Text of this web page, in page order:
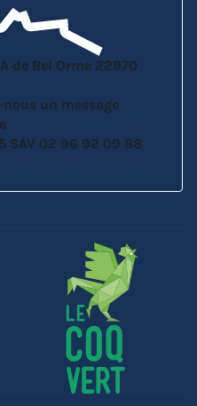
de Bel Orme 22970
nous un message
SAV 02 96 92 09 88